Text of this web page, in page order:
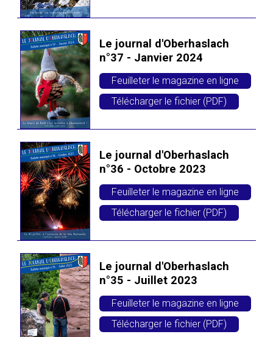
Le journal d'Oberhaslach
n°37 - Janvier 2024
Feuilleter le magazine en ligne
Télécharger le fichier (PDF)
Le journal d'Oberhaslach
n°36 - Octobre 2023
Feuilleter le magazine en ligne
Télécharger le fichier (PDF)
Le journal d'Oberhaslach
n°35 - Juillet 2023
Feuilleter le magazine en ligne
Télécharger le fichier (PDF)